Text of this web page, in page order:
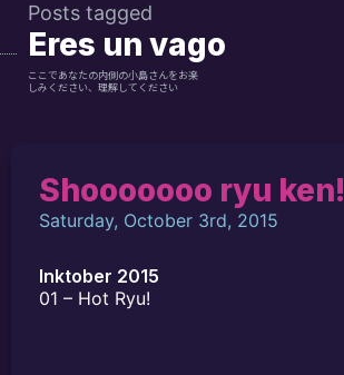
Posts tagged
Eres un vago
ここであなたの内側の小島さんをお楽
しみください、理解してください
Shooooooo ryu ken!
Saturday, October 3rd, 2015
Inktober 2015
01 – Hot Ryu!